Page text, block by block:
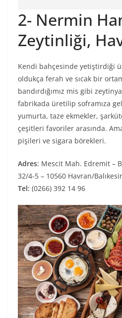
2- Nermin
Zeytinliği,
Kendi bahçesinde yetiştirdiği
oldukça ferah ve sıcak bir
bandırdığımız mis gibi
fabrikada üretilip soframıza
yumurta, taze ekmekler,
çeşitleri favoriler arasında.
pişileri ve sigara börekleri.
Adres: Mescit Mah. Edremit –
32/4-5 – 10560 Havran/Balıkesir
Tel: (0266) 392 14 96